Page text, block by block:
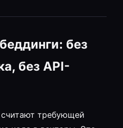
без
без API-
требующей